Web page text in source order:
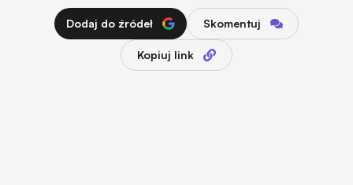
Dodaj do źródeł Skomentuj
Kopiuj link